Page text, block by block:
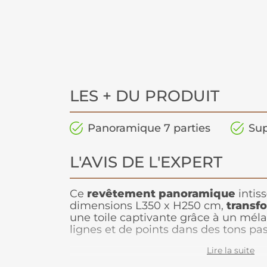
LES + DU PRODUIT
Panoramique 7 parties
L'AVIS DE L'EXPERT
Ce revêtement panoramique
dimensions L350 x H250 cm,
une toile captivante grâce à un
lignes et de points dans des tons
intérieur, créant une ambiance
Lire la suite